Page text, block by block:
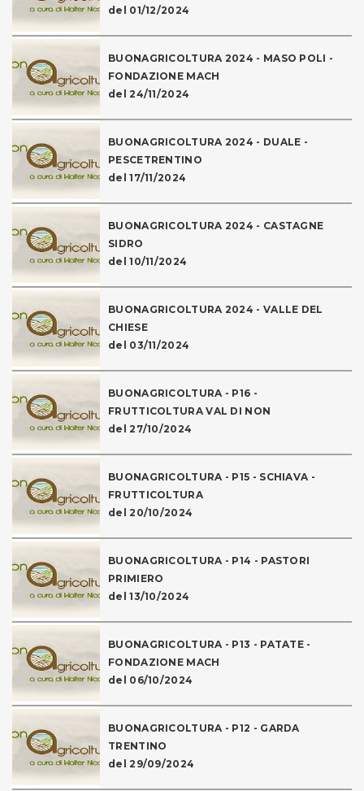
del 01/12/2024
BUONAGRICOLTURA 2024 - MASO POLI -
FONDAZIONE MACH
del 24/11/2024
BUONAGRICOLTURA 2024 - DUALE -
PESCETRENTINO
del 17/11/2024
BUONAGRICOLTURA 2024 - CASTAGNE
SIDRO
del 10/11/2024
BUONAGRICOLTURA 2024 - VALLE DEL
CHIESE
del 03/11/2024
BUONAGRICOLTURA - P16 -
FRUTTICOLTURA VAL DI NON
del 27/10/2024
BUONAGRICOLTURA - P15 - SCHIAVA -
FRUTTICOLTURA
del 20/10/2024
BUONAGRICOLTURA - P14 - PASTORI
PRIMIERO
del 13/10/2024
BUONAGRICOLTURA - P13 - PATATE -
FONDAZIONE MACH
del 06/10/2024
BUONAGRICOLTURA - P12 - GARDA
TRENTINO
del 29/09/2024